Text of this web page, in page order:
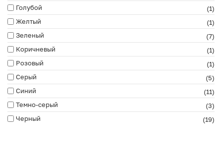
Голубой
(1)
Желтый
(1)
Зеленый
(7)
Коричневый
(1)
Розовый
(1)
Серый
(5)
Синий
(11)
Темно-серый
(3)
Черный
(19)